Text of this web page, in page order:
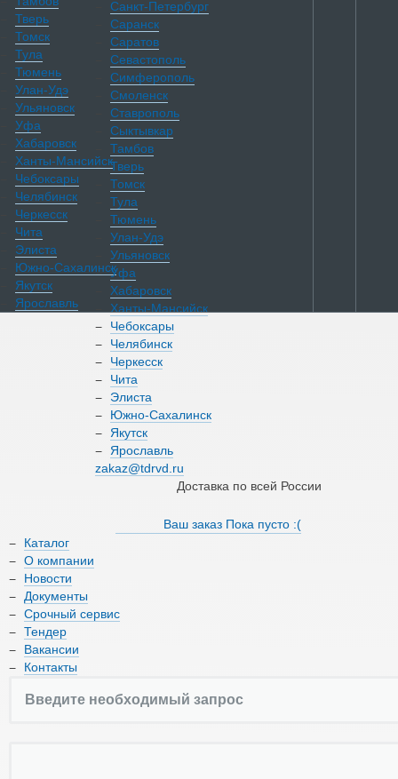
Тверь
Томск
Тула
Тюмень
Улан-Удэ
Ульяновск
Уфа
Хабаровск
Ханты-Мансийск
Чебоксары
Челябинск
Черкесск
Чита
Элиста
Южно-Сахалинск
Якутск
Ярославль
О компании
Документы
Тендер
Вакансии
Контакты
8 (800) 550-66-17
Доставка по всей России
Санкт-Петербург
Саранск
Саратов
Севастополь
Симферополь
Смоленск
Ставрополь
Сыктывкар
Тамбов
Тверь
Томск
Тула
Тюмень
Улан-Удэ
Ульяновск
Уфа
Хабаровск
Ханты-Мансийск
Чебоксары
Челябинск
Черкесск
Чита
Элиста
Южно-Сахалинск
Якутск
Ярославль
zakaz@tdrvd.ru
Доставка по всей России
Ваш заказ Пока пусто :(
Каталог
О компании
Новости
Документы
Срочный сервис
Тендер
Вакансии
Контакты